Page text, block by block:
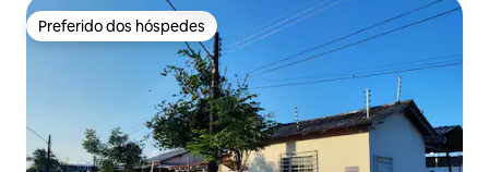
Preferido dos hóspedes
Preferido dos hóspedes